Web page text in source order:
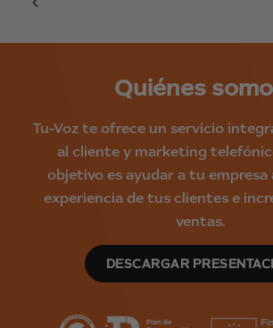
Quiénes
Tu-Voz te ofrece un servicio
al cliente y marketing
objetivo es ayudar a tu empresa
experiencia de tus clientes e
ventas.
DESCARGAR